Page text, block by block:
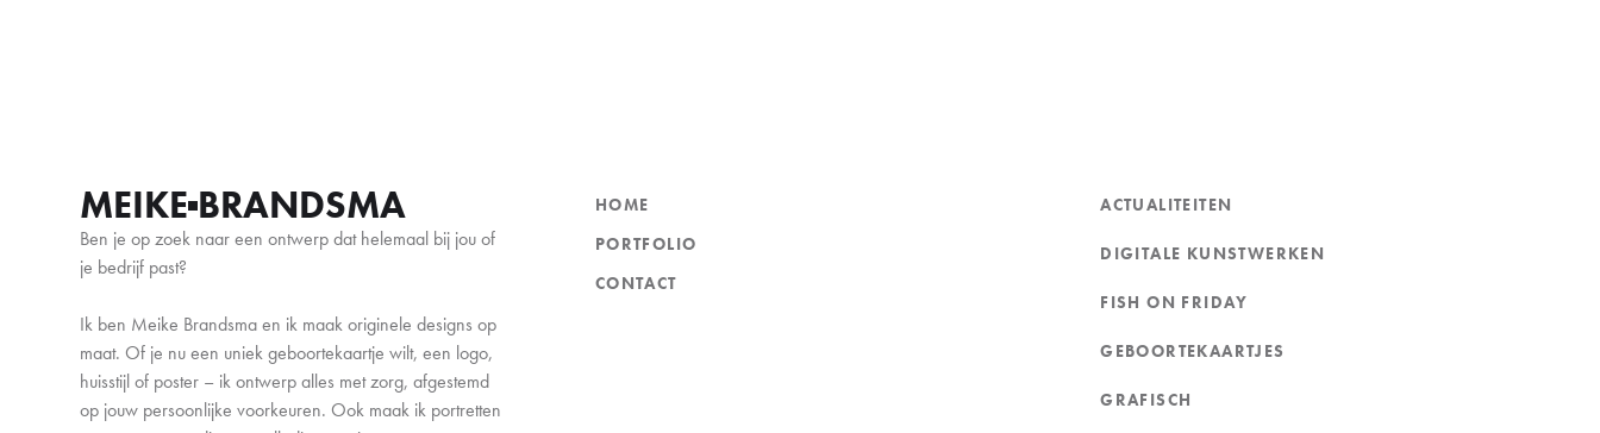
MEIKE BRANDSMA
Ben je op zoek naar een ontwerp dat helemaal bij jou of
je bedrijf past?
Ik ben Meike Brandsma en ik maak originele designs op
maat. Of je nu een uniek geboortekaartje wilt, een logo,
huisstijl of poster – ik ontwerp alles met zorg, afgestemd
op jouw persoonlijke voorkeuren. Ook maak ik portretten
HOME
PORTFOLIO
CONTACT
ACTUALITEITEN
DIGITALE KUNSTWERKEN
FISH ON FRIDAY
GEBOORTEKAARTJES
GRAFISCH